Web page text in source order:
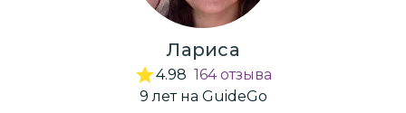
Лариса
4.98 164 отзыва
9 летна GuideGo